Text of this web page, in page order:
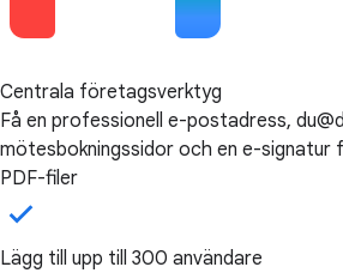
Centrala företagsverktyg
Få en professionell e-postadress,
mötesbokningssidor och en e-signatur
PDF-filer
Lägg till upp till 300 användare